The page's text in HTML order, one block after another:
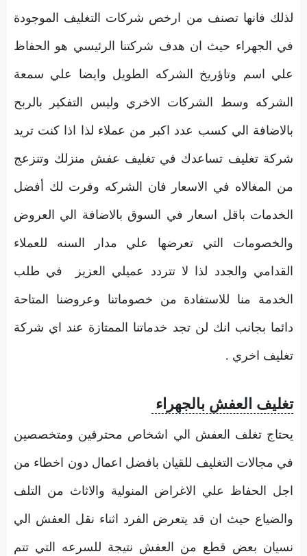
لذلك فانها تصنف من ارخص شركات التغليف الموجودة
في الجهراء حيث ان هدف شركتنا الرئيسي هو الحفاظ
علي اسم وتاؤريخ الشركه الطويل وايضا علي سمعة
الشركه وسط الشركات الاخري وليس التفكير بالربح
بالاضافة الي كسب عدد اكبر من عملاء لذا اذا كنت تريد
شركة تغليف تساعدك في تغليف عفش منزلك وتنزعج
من المغالاه في الاسعار فان الشركه وفرت لك أفضل
الخدمات باقل اسعار في السوق بالاضافة الي العروض
والخصومات التي تعرضها علي مدار السنه للعملاء
القدامي والجدد لذا لا تتردد عميلي العزيز في طلب
الخدمة منا للاستفادة من خصوماتنا وعروضنا المتاحة
دائما بجانب انك لن تجد خدماتنا الممتازة عند اي شركة
تغليف اخري .
تغليف العفش بالجهراء
يحتاج تغلف العفش الي اشخاص محترفين ومتخصصين
في مجالات التغليف للقيان بافضل اعمال دون اخطاء من
اجل الحفاظ علي الاغراض المنولية والاثاث من التلف
والضياع حيث ان قد يتعرض الفرد اثناء نقل العفش الي
نسيان بعض قطع من العفش نتيجة للسرعه التي تتم